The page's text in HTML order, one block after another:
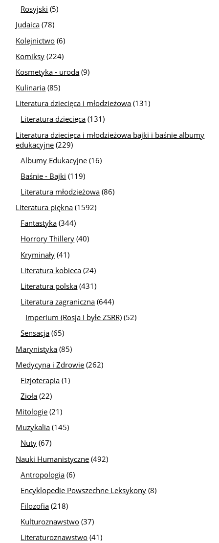
Rosyjski (5)
Judaica (78)
Kolejnictwo (6)
Komiksy (224)
Kosmetyka - uroda (9)
Kulinaria (85)
Literatura dziecięca i młodzieżowa (131)
Literatura dziecięca (131)
Literatura dziecięca i młodzieżowa bajki i baśnie albumy
edukacyjne (229)
Albumy Edukacyjne (16)
Baśnie - Bajki (119)
Literatura młodzieżowa (86)
Literatura piękna (1592)
Fantastyka (344)
Horrory Thillery (40)
Kryminały (41)
Literatura kobieca (24)
Literatura polska (431)
Literatura zagraniczna (644)
Imperium (Rosja i byłe ZSRR) (52)
Sensacja (65)
Marynistyka (85)
Medycyna i Zdrowie (262)
Fizjoterapia (1)
Zioła (22)
Mitologie (21)
Muzykalia (145)
Nuty (67)
Nauki Humanistyczne (492)
Antropologia (6)
Encyklopedie Powszechne Leksykony (8)
Filozofia (218)
Kulturoznawstwo (37)
Literaturoznawstwo (41)